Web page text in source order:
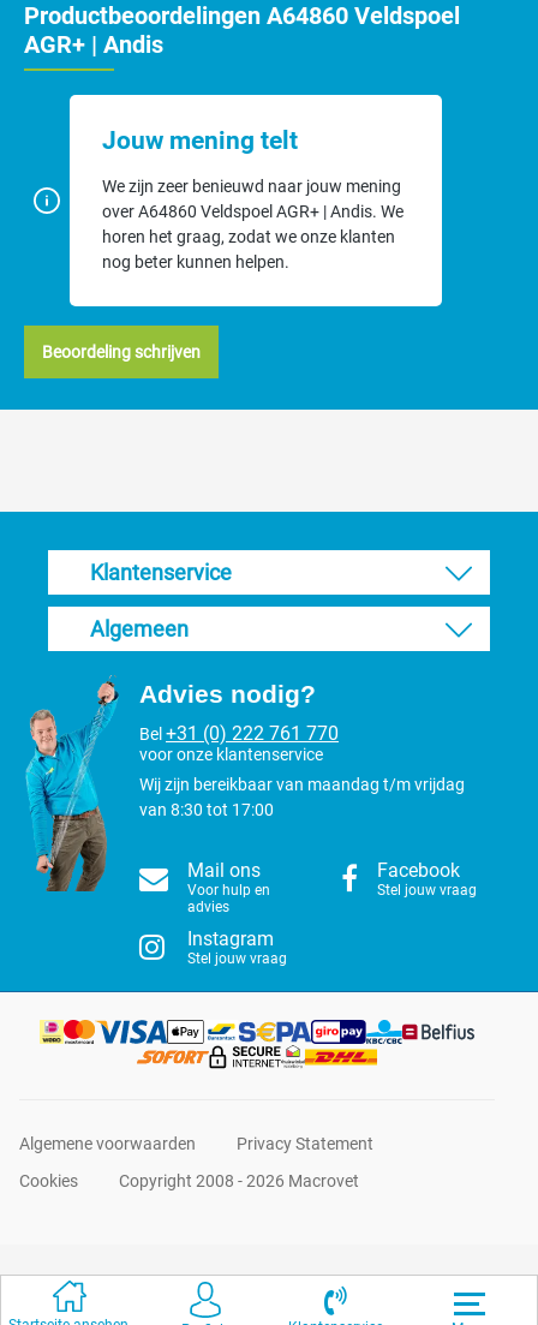
Productbeoordelingen A64860 Veldspoel
AGR+ | Andis
Jouw mening telt
We zijn zeer benieuwd naar jouw mening
over A64860 Veldspoel AGR+ | Andis. We
horen het graag, zodat we onze klanten
nog beter kunnen helpen.
Beoordeling schrijven
Klantenservice
Algemeen
Advies nodig?
Bel +31 (0) 222 761 770
voor onze klantenservice
Wij zijn bereikbaar van maandag t/m vrijdag
van 8:30 tot 17:00
Mail ons
Voor hulp en
advies
Facebook
Stel jouw vraag
Instagram
Stel jouw vraag
Algemene voorwaarden
Privacy Statement
Cookies
Copyright 2008 - 2026 Macrovet